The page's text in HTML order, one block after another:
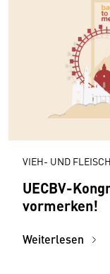
VIEH- UND
UECBV-
vormerken!
Weiterlesen